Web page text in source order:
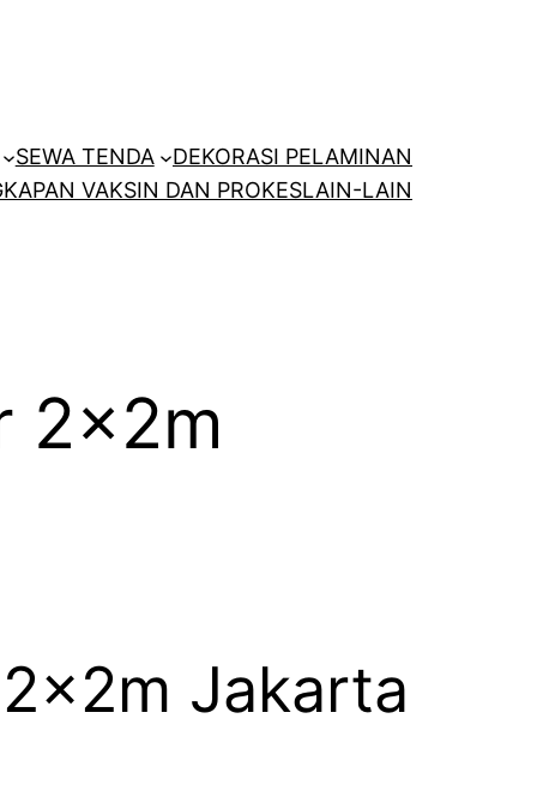
SEWA TENDA
DEKORASI PELAMINAN
VAKSIN DAN PROKESLAIN-LAIN
2x2m
Jakarta